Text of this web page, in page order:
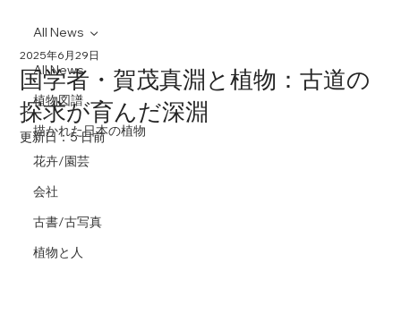
All News
植物図譜
描かれた日本の植物
花卉/園芸
会社
古書/古写真
植物と人
All News
国学者・賀茂真淵と植物：古道の
探求が育んだ深淵
2025年6月29日
更新日：5 日前